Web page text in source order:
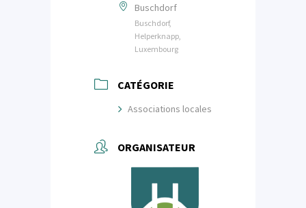
Buschdorf
Buschdorf,
Helperknapp,
Luxembourg
CATÉGORIE
Associations locales
ORGANISATEUR